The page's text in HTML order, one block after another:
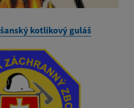
kotlíkový guláš